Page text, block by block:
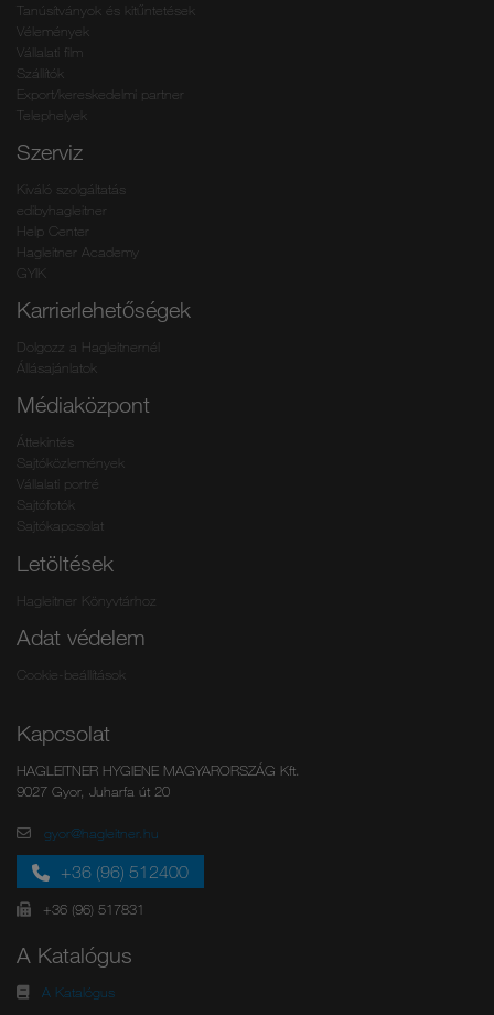
Tanúsítványok és kitűntetések
Vélemények
Vállalati film
Szállítók
Export/kereskedelmi partner
Telephelyek
Szerviz
Kiváló szolgáltatás
edibyhagleitner
Help Center
Hagleitner Academy
GYIK
Karrierlehetőségek
Dolgozz a Hagleitnernél
Állásajánlatok
Médiaközpont
Áttekintés
Sajtóközlemények
Vállalati portré
Sajtófotók
Sajtókapcsolat
Letöltések
Hagleitner Könyvtárhoz
Adat védelem
Cookie-beállítások
Kapcsolat
HAGLEITNER HYGIENE MAGYARORSZÁG Kft.
9027 Gyor, Juharfa út 20
gyor@hagleitner.hu
+36 (96) 512400
+36 (96) 517831
A Katalógus
A Katalógus